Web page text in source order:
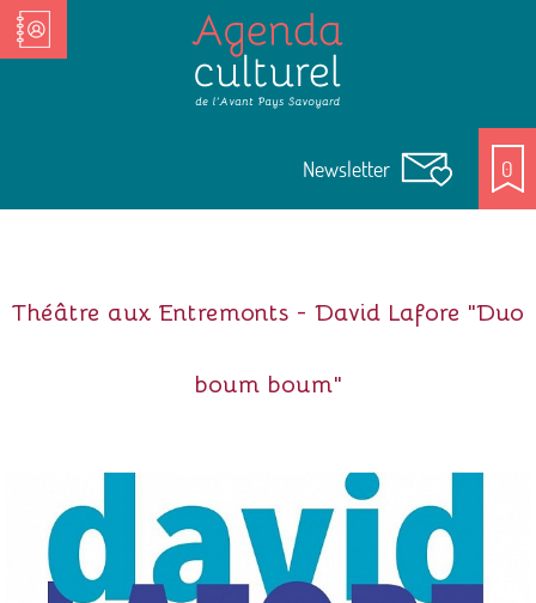
Nos Acteurs culturels
Newsletter 0
Théâtre aux Entremonts - David Lafore "Duo
boum boum"